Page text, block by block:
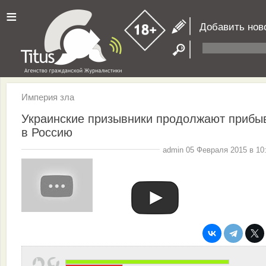
≡ Добавить
Империя зла
Украинские призывники продолжают
в Россию
admin 05 Февраля 2015 в